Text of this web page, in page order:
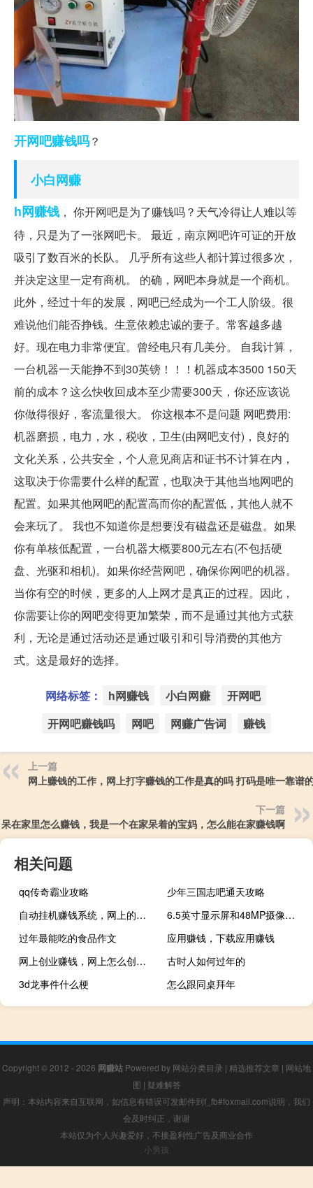
开网吧赚钱吗？
小白网赚
h网赚钱 ， 你开网吧是为了赚钱吗？天气冷得让人难以等
待，只是为了一张网吧卡。 最近，南京网吧许可证的开放
吸引了数百米的长队。 几乎所有这些人都计算过很多次，
并决定这里一定有商机。 的确，网吧本身就是一个商机。
此外，经过十年的发展，网吧已经成为一个工人阶级。很
难说他们能否挣钱。生意依赖忠诚的妻子。常客越多越
好。现在电力非常便宜。曾经电只有几美分。 自我计算，
一台机器一天能挣不到30英镑！！！机器成本3500 150天
前的成本？这么快收回成本至少需要300天，你还应该说
你做得很好，客流量很大。 你这根本不是问题 网吧费用:
机器磨损，电力，水，税收，卫生(由网吧支付)，良好的
文化关系，公共安全，个人意见商店和证书不计算在内，
这取决于你需要什么样的配置，也取决于其他当地网吧的
配置。如果其他网吧的配置高而你的配置低，其他人就不
会来玩了。 我也不知道你是想要没有磁盘还是磁盘。如果
你有单核低配置，一台机器大概要800元左右(不包括硬
盘、光驱和相机)。如果你经营网吧，确保你网吧的机器。
当你有空的时候，更多的人上网才是真正的过程。因此，
你需要让你的网吧变得更加繁荣，而不是通过其他方式获
利，无论是通过活动还是通过吸引和引导消费的其他方
式。这是最好的选择。
网络标签： h网赚钱 小白网赚
开网吧
开网吧赚钱吗
网吧 网赚广告词 赚钱
上一篇
网上赚钱的工作，网上打字赚钱的工作是真的吗 打码是唯一靠谱
下一篇
呆在家里怎么赚钱，我是一个在家呆着的宝妈，怎么能在家赚钱啊
相关问题
qq传奇霸业攻略
少年三国志吧通天攻略
自动挂机赚钱系统，网上的那些全自动挂机软件是怎么赚钱的
6.5英寸显示屏和48MP摄像头的TECNOSpark7T智能手机上市
过年最能吃的食品作文
应用赚钱，下载应用赚钱
网上创业赚钱，网上怎么创业，怎么赚钱？？？
古时人如何过年的
3d龙事件什么梗
怎么跟同桌拜年
Copyright © 2012 - 2026 网赚站 Powered by 网站分类目录 | 精选推荐文章 | 网站地
图 | 疑难解答
声明：本站内容来自互联网，如信息有错误可发邮件到f_fb#foxmail.com说明，我们
会及时纠正，谢谢
本站仅为个人兴趣爱好，不接盈利性广告及商业合作
小男孩